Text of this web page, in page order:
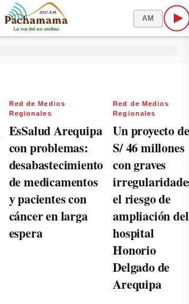
AM
Red de Medios
Regionales
EsSalud Arequipa
con problemas:
desabastecimiento
de medicamentos
y pacientes con
cáncer en larga
espera
Red de Medios
Regionales
Un proyecto de
S/ 46 millones
con graves
el riesgo de
ampliación del
hospital
Honorio
Delgado de
Arequipa